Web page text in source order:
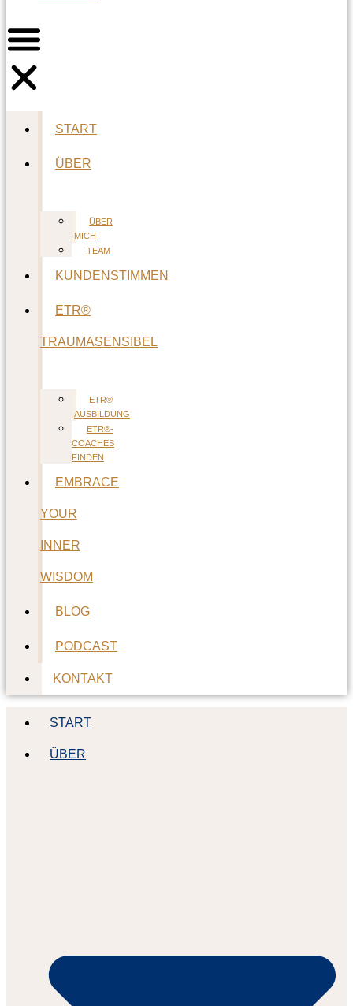
START
ÜBER
ÜBER
MICH
TEAM
KUNDENSTIMMEN
ETR®
TRAUMASENSIBEL
ETR®
AUSBILDUNG
ETR®-
COACHES
FINDEN
EMBRACE
YOUR
INNER
WISDOM
BLOG
PODCAST
KONTAKT
START
ÜBER